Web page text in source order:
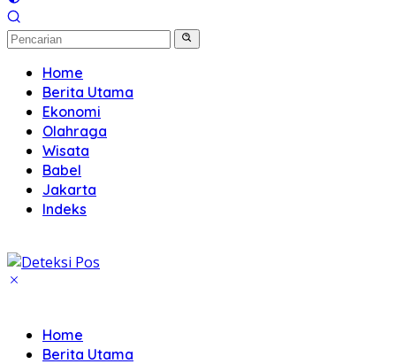
Home
Berita Utama
Ekonomi
Olahraga
Wisata
Babel
Jakarta
Indeks
Home
Berita Utama